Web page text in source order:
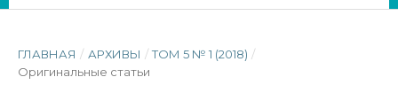
ГЛАВНАЯ / АРХИВЫ / ТОМ 5 № 1 (2018) /
Оригинальные статьи